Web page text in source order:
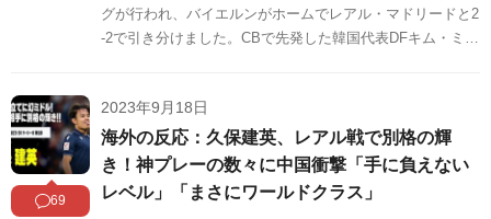
グが行われ、バイエルンがホームでレアル・マドリードと2
-2で引き分けました。CBで先発した韓国代表DFキム・ミン
どからまとめましたのでご覧ください。
69
2023年9月18日
海外の反応：久保建英、レアル戦で別格の輝
き！神プレーの数々に中国衝撃「手に負えない
レベル」「まさにワールドクラス」